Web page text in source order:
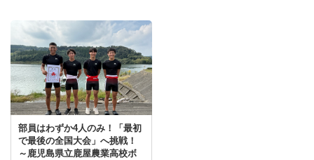
部員はわずか4人のみ！「最初
で最後の全国大会」へ挑戦！
～鹿児島県立鹿屋農業高校ボ